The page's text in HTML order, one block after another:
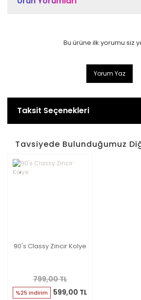
Bu ürüne ilk yorumu siz
Yorum Yaz
Taksit Seçenekleri
Tavsiyede Bulunduğumuz
90's Classy Zincir Kolye
799,00 TL
%25 indirim 599,00 TL